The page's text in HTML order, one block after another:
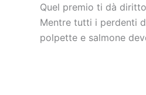
Quel premio ti dà
Mentre tutti i perdenti
polpette e salmone